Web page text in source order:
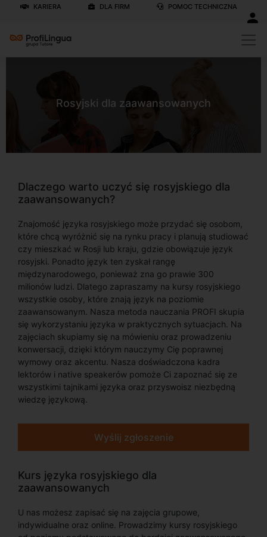
KARIERA DLA FIRM POMOC TECHNICZNA
Rosyjski dla zaawansowanych
Dlaczego warto uczyć się rosyjskiego dla
zaawansowanych?
Znajomość języka rosyjskiego może przydać się osobom,
które chcą wyróżnić się na rynku pracy i planują studiować
czy mieszkać w Rosji lub kraju, gdzie obowiązuje język
rosyjski. Ponadto język ten zyskał rangę
międzynarodowego, ponieważ zna go prawie 300
milionów ludzi. Dlatego zapraszamy na kursy rosyjskiego
wszystkie osoby, które znają język na poziomie
zaawansowanym. Nasza metoda nauczania PROFI skupia
się wykorzystaniu języka w praktycznych sytuacjach. Na
zajęciach skupiamy się na mówieniu oraz prowadzeniu
konwersacji, dzięki którym nauczymy Cię poprawnej
wymowy oraz akcentu. Nasza doświadczona kadra
lektorów i native speakerów pomoże Ci zapoznać się ze
wszystkimi tajnikami języka oraz przyswoisz niezbędną
wiedzę językową.
Wyślij zgłoszenie
Kurs języka rosyjskiego dla
zaawansowanych
U nas możesz zapisać się na zajęcia grupowe,
indywidualne oraz online. Prowadzimy kursy rosyjskiego